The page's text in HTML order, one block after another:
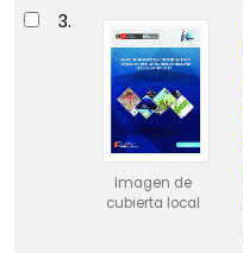
3.
Imagen de
cubierta local